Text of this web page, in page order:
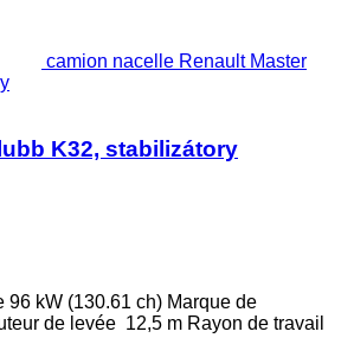
camion nacelle Renault Master
K32, stabilizátory
96 kW (130.61 ch) Marque de
de levée 12,5 m Rayon de travail